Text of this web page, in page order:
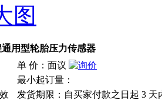
图
用型轮胎压力传感器
单 价：面议
最小起订量：
发货期限：自买家付款之日起 3 天